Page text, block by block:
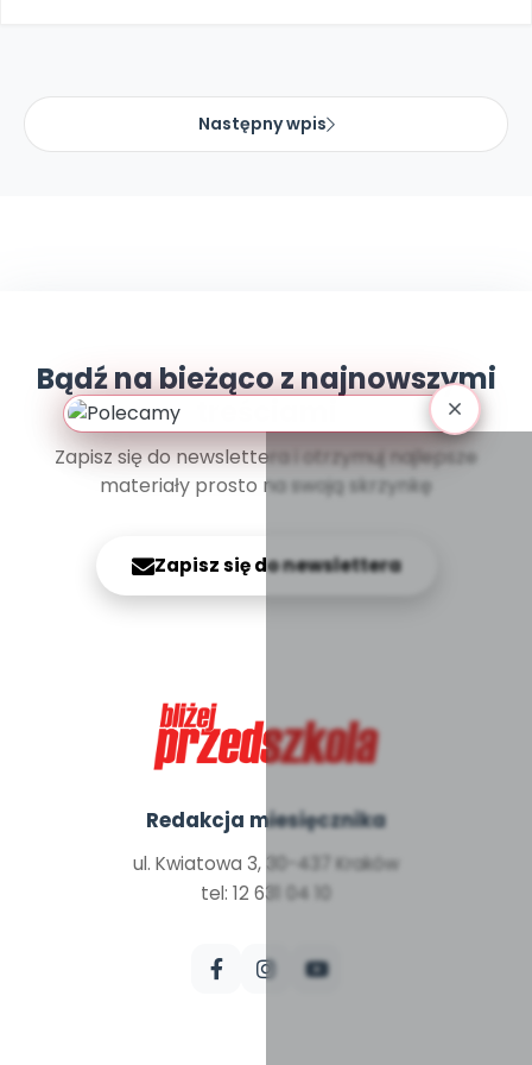
Następny wpis
Bądź na bieżąco z najnowszymi
Zapisz się do newslettera i otrzymuj najlepsze
materiały prosto na swoją skrzynkę
Zapisz się do newslettera
Redakcja miesięcznika
ul. Kwiatowa 3, 30-437 Kraków
tel: 12 631 04 10